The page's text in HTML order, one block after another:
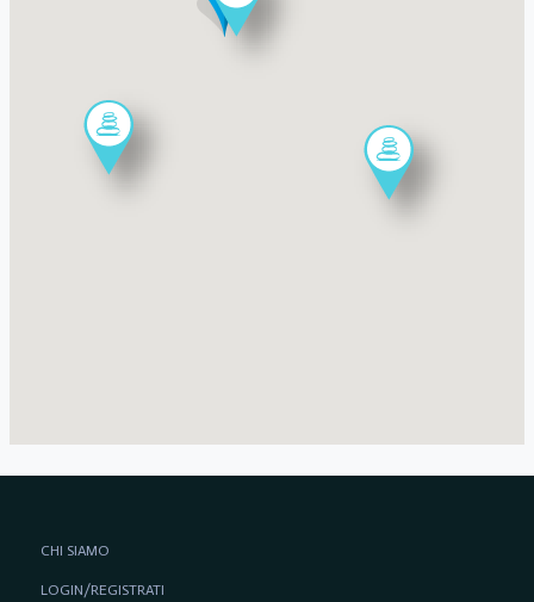
CHI SIAMO
LOGIN/REGISTRATI